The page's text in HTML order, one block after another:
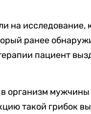
на исследование,
ранее
пациент
в организм
такой грибок